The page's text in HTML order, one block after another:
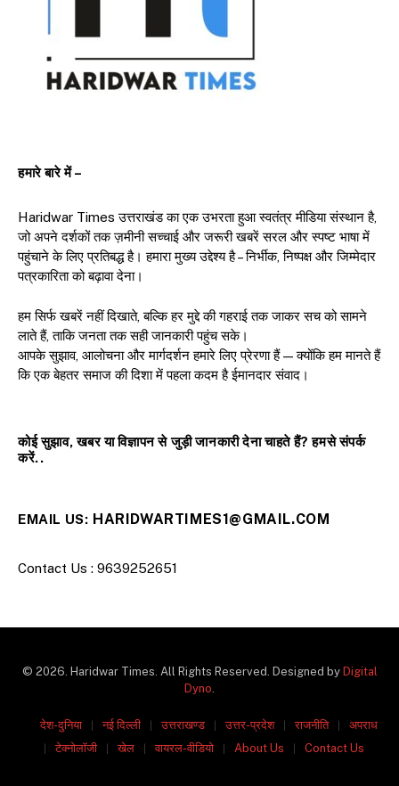
हमारे बारे में –
Haridwar Times उत्तराखंड का एक उभरता हुआ स्वतंत्र मीडिया संस्थान है,
जो अपने दर्शकों तक ज़मीनी सच्चाई और जरूरी खबरें सरल और स्पष्ट भाषा में
पहुंचाने के लिए प्रतिबद्ध है। हमारा मुख्य उद्देश्य है – निर्भीक, निष्पक्ष और जिम्मेदार
पत्रकारिता को बढ़ावा देना।
हम सिर्फ खबरें नहीं दिखाते, बल्कि हर मुद्दे की गहराई तक जाकर सच को सामने
लाते हैं, ताकि जनता तक सही जानकारी पहुंच सके।
आपके सुझाव, आलोचना और मार्गदर्शन हमारे लिए प्रेरणा हैं — क्योंकि हम मानते हैं
कि एक बेहतर समाज की दिशा में पहला कदम है ईमानदार संवाद।
कोई सुझाव, खबर या विज्ञापन से जुड़ी जानकारी देना चाहते हैं? हमसे संपर्क
करें..
EMAIL US: HARIDWARTIMES1@GMAIL.COM
Contact Us : 9639252651
© 2026. Haridwar Times. All Rights Reserved. Designed by Digital
Dyno
देश-दुनिया नई दिल्ली उत्तराखण्ड उत्तर-प्रदेश राजनीति
अपराध
टेक्नोलॉजी
खेल वायरल-वीडियो About Us Contact Us